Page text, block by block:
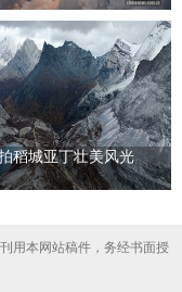
稻城亚丁壮美风光
用本网站稿件，务经书面授